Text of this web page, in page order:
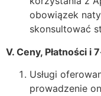
obowiązek
skonsultować
V. Ceny, Płatności i
Usługi
prowadzenie